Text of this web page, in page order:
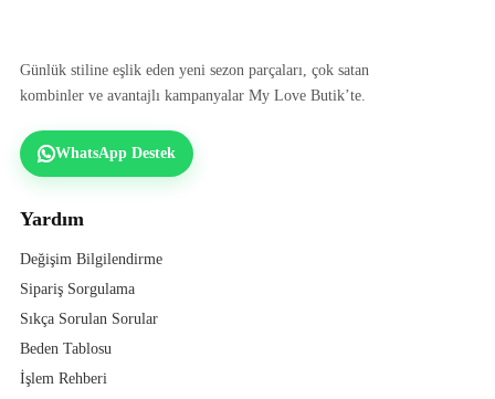
Günlük stiline eşlik eden yeni sezon parçaları, çok satan
kombinler ve avantajlı kampanyalar My Love Butik’te.
WhatsApp Destek
Yardım
Değişim Bilgilendirme
Sipariş Sorgulama
Sıkça Sorulan Sorular
Beden Tablosu
İşlem Rehberi